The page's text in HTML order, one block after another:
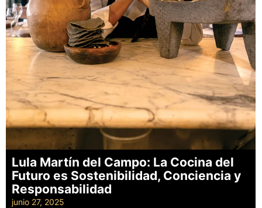
Lula Martín del Campo: La Cocina del
Futuro es Sostenibilidad, Conciencia y
Responsabilidad
junio 27, 2025